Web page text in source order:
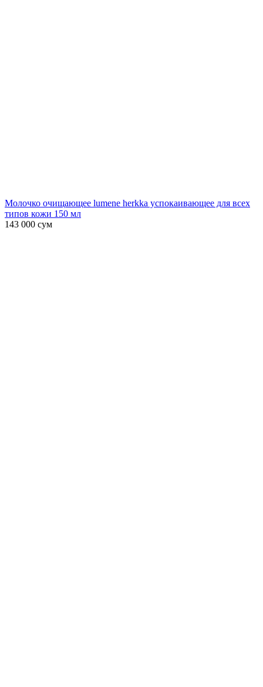
Молочко очищающее lumene herkka успокаивающее для всех
типов кожи 150 мл
143 000 сум